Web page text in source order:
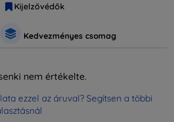
Kijelzővédők
Kedvezményes csomag
nem értékelte.
ezzel az áruval? Segítsen a többi